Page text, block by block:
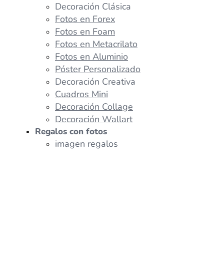
Decoración Clásica
Fotos en Forex
Fotos en Foam
Fotos en Metacrilato
Fotos en Aluminio
Póster Personalizado
Decoración Creativa
Cuadros Mini
Decoración Collage
Decoración Wallart
Regalos con fotos
imagen regalos